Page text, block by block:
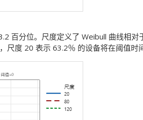
百分位。尺度定义了 Weibull 曲线相
尺度 20 表示 63.2％ 的设备将在阈值时